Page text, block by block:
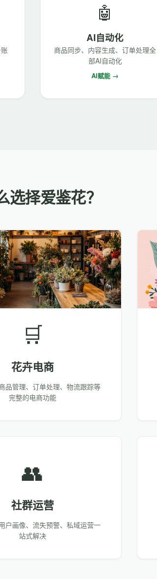
🤖
AI自动化
商品同步、内容生成、订单处理全
部AI自动化
AI赋能 →
选择爱鉴花？
🛒
花卉电商
品管理、订单处理、物流跟踪等
完整的电商功能
👥
社群运营
户画像、流失预警、私域运营一
站式解决